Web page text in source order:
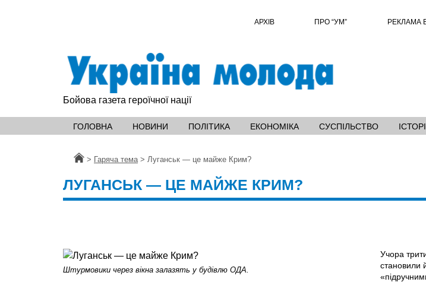
АРХІВ ПРО “УМ” РЕКЛАМА
Бойова газета героїчної нації
ГОЛОВНА НОВИНИ ПОЛІТИКА ЕКОНОМІКА СУСПІЛЬСТВО
Головна
> Гаряча тема > Луганськ — це майже Крим?
ЛУГАНСЬК — ЦЕ МАЙЖЕ КРИМ?
Штурмовики через вікна залазять у будівлю ОДА.
Учора
становили